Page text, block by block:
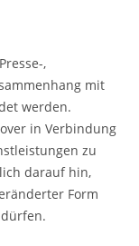
,
mit
werden.
in Verbindung
zu
darauf hin,
Form